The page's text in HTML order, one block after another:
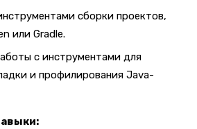
сборки проектов,
или Gradle.
с инструментами для
и профилирования Java-